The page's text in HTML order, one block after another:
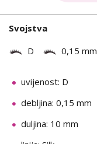
Svojstva
D 0,15 mm
uvijenost: D
debljina: 0,15 mm
duljina: 10 mm